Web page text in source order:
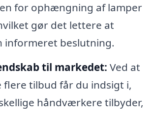
for ophængning af lamper
gør det lettere at
beslutning.
til markedet: Ved at
flere tilbud får du indsigt i,
håndværkere tilbyder,